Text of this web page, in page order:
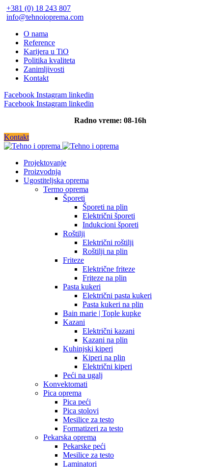
+381 (0) 18 243 807
info@tehnoioprema.com
O nama
Reference
Karijera u TiO
Politika kvaliteta
Zanimljivosti
Kontakt
Facebook Instagram linkedin
Facebook Instagram linkedin
Radno vreme: 08-16h
Kontakt
Projektovanje
Proizvodnja
Ugostiteljska oprema
Termo oprema
Šporeti
Šporeti na plin
Električni šporeti
Indukcioni šporeti
Roštilji
Električni roštilji
Roštilji na plin
Friteze
Električne friteze
Friteze na plin
Pasta kukeri
Električni pasta kukeri
Pasta kukeri na plin
Bain marie | Tople kupke
Kazani
Električni kazani
Kazani na plin
Kuhinjski kiperi
Kiperi na plin
Električni kiperi
Peći na ugalj
Konvektomati
Pica oprema
Pica peći
Pica stolovi
Mesilice za testo
Formatizeri za testo
Pekarska oprema
Pekarske peći
Mesilice za testo
Laminatori